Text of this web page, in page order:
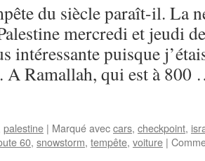
du siècle paraît-il. La
mercredi et jeudi
intéressante puisque
Ramallah, qui est à
palestine | Marqué aveccars, checkpoint,
60, snowstorm, tempête, voiture |